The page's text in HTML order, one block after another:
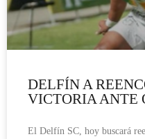
DELFÍN A
VICTORIA ANTE
El Delfín SC, hoy buscará